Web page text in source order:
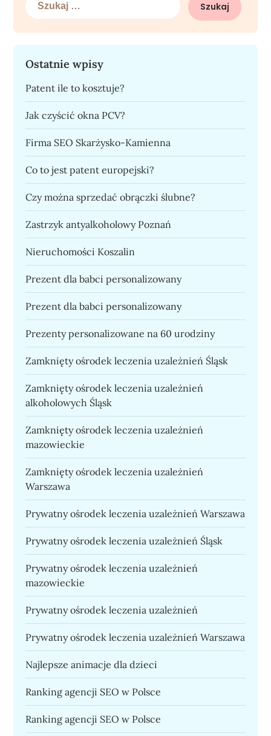
Ostatnie wpisy
Patent ile to kosztuje?
Jak czyścić okna PCV?
Firma SEO Skarżysko-Kamienna
Co to jest patent europejski?
Czy można sprzedać obrączki ślubne?
Zastrzyk antyalkoholowy Poznań
Nieruchomości Koszalin
Prezent dla babci personalizowany
Prezent dla babci personalizowany
Prezenty personalizowane na 60 urodziny
Zamknięty ośrodek leczenia uzależnień Śląsk
Zamknięty ośrodek leczenia uzależnień
alkoholowych Śląsk
Zamknięty ośrodek leczenia uzależnień
mazowieckie
Zamknięty ośrodek leczenia uzależnień
Warszawa
Prywatny ośrodek leczenia uzależnień Warszawa
Prywatny ośrodek leczenia uzależnień Śląsk
Prywatny ośrodek leczenia uzależnień
mazowieckie
Prywatny ośrodek leczenia uzależnień
Prywatny ośrodek leczenia uzależnień Warszawa
Najlepsze animacje dla dzieci
Ranking agencji SEO w Polsce
Ranking agencji SEO w Polsce